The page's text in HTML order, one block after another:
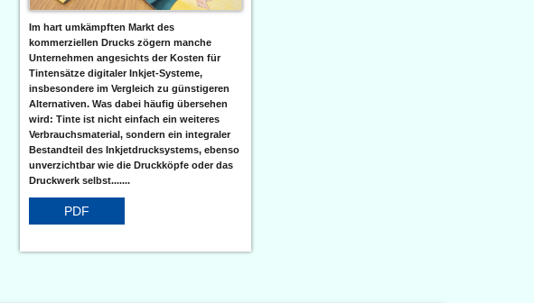
Im hart umkämpften Markt des
kommerziellen Drucks zögern manche
Unternehmen angesichts der Kosten für
Tintensätze digitaler Inkjet-Systeme,
insbesondere im Vergleich zu günstigeren
Alternativen. Was dabei häufig übersehen
wird: Tinte ist nicht einfach ein weiteres
Verbrauchsmaterial, sondern ein integraler
Bestandteil des Inkjetdrucksystems, ebenso
unverzichtbar wie die Druckköpfe oder das
Druckwerk selbst.......
PDF